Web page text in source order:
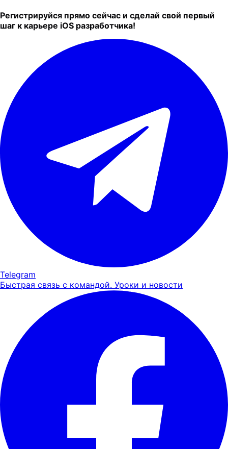
Регистрируйся прямо сейчас и сделай свой первый
шаг к карьере iOS разработчика!
Telegram
Быстрая связь с командой. Уроки и новости